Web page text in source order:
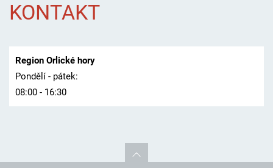
KONTAKT
Region Orlické hory
Pondělí - pátek:
08:00 - 16:30